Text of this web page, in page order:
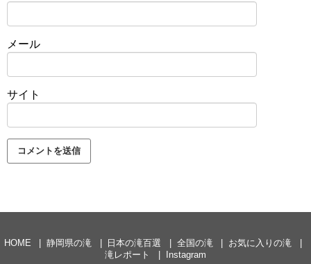
メール
サイト
HOME 静岡県の滝 日本の滝百選 全国の滝
お気に入りの滝
滝レポート
Instagram